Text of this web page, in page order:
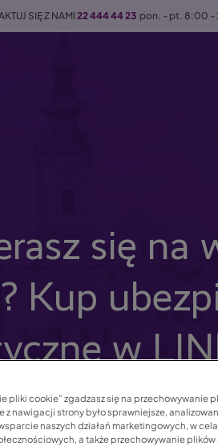
SIĘ Z NAMI 22 444 44 23 pon. - pt. 8:00 -
się na
Kup
w
pliki cookie” zgadzasz się na przechowywanie
z nawigacji strony było sprawniejsze,
naszych działań marketingowych, w
a także przechowywanie